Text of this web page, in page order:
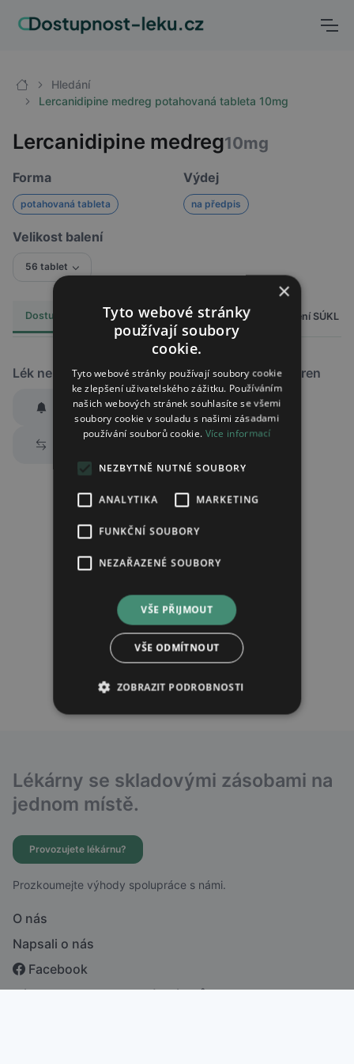
Hledání
Lercanidipine medreg potahovaná tableta 10mg
Lercanidipine medreg10mg
Forma
potahovaná tableta
Výdej
na předpis
Velikost balení
56 tablet
Dostupnost Cena Alternativy 5 Hlášení SÚKL
Lék není dostupný v žádné ze sledovaných lékáren
Hlídat dostupnost
Zaslat jednorázově emailem informaci o naskladnění
Lercanidipine medreg potahovaná
tableta 10mg
Chci dostávat slevové nabídky a novinky
zpracování osobních údajů.
Seznámil/a jsem se sezásadami zpracování osobních údajů
Lékárny se skladovými zásobami na
jednom místě.
Provozujete lékárnu?
Prozkoumejte výhody spolupráce s námi.
O nás
Napsali o nás
Facebook
Zásady ochrany osobních údajů
×
Tyto webové stránky
používají soubory
cookie.
Tyto webové stránky používají soubory cookie
ke zlepšení uživatelského zážitku. Používáním
našich webových stránek souhlasíte se všemi
soubory cookie v souladu s našimi zásadami
používání souborů cookie. Více informací
NEZBYTNĚ NUTNÉ SOUBORY
ANALYTIKA MARKETING
FUNKČNÍ SOUBORY
NEZAŘAZENÉ SOUBORY
VŠE PŘIJMOUT
VŠE ODMÍTNOUT
ZOBRAZIT PODROBNOSTI